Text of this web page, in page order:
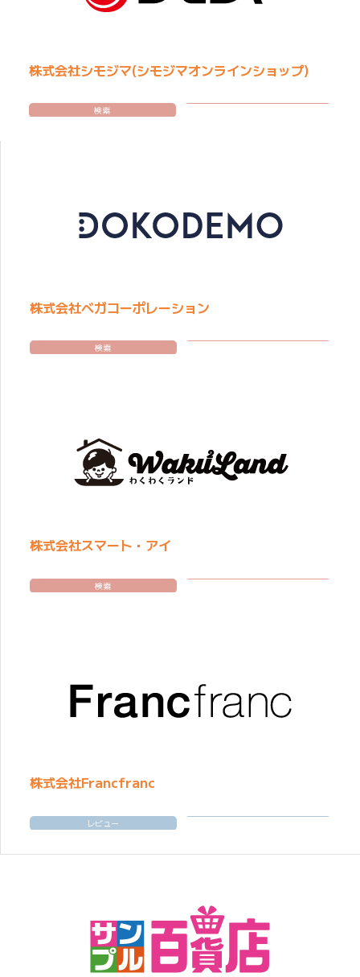
株式会社シモジマ(シモジマオンラインショップ)
検索
株式会社ベガコーポレーション
検索
株式会社スマート・アイ
検索
株式会社Francfranc
レビュー